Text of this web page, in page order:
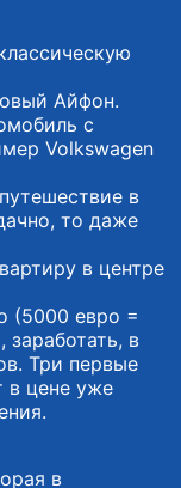
Айфон.
c
Volkswagen
в
то даже
в центре
(5000 евро =
в
Три первые
в цене уже
в